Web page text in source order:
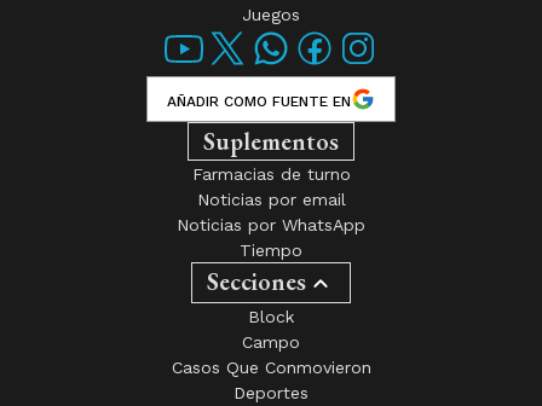
Juegos
AÑADIR COMO FUENTE EN
Suplementos
Farmacias de turno
Noticias por email
Noticias por WhatsApp
Tiempo
Secciones
Block
Campo
Casos Que Conmovieron
Deportes